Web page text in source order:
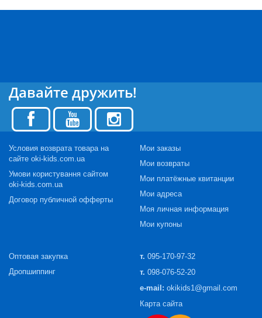
Давайте дружить!
Условия возврата товара на
сайте oki-kids.com.ua
Умови користування сайтом
oki-kids.com.ua
Договор публичной офферты
Мои заказы
Мои возвраты
Мои платёжные квитанции
Мои адреса
Моя личная информация
Мои купоны
Оптовая закупка
Дропшиппинг
т. 095-170-97-32
т. 098-076-52-20
e-mail: okikids1@gmail.com
Карта сайта